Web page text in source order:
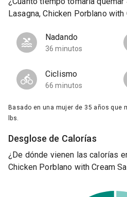
Lasagna, Chicken Porblano with
Nadando
36 minutos
Ciclismo
66 minutos
Basado en una mujer de 35 años que
lbs.
Desglose de Calorías
¿De dónde vienen las calorías
Chicken Porblano with Cream